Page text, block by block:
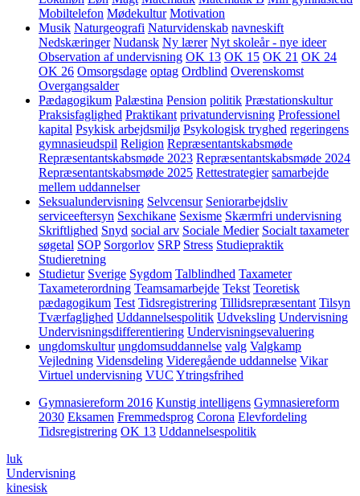
Mobiltelefon Mødekultur Motivation
Musik Naturgeografi Naturvidenskab navneskift
Nedskæringer Nudansk Ny lærer Nyt skoleår - nye ideer
Observation af undervisning OK 13 OK 15 OK 21 OK 24
OK 26 Omsorgsdage optag Ordblind Overenskomst
Overgangsalder
Pædagogikum Palæstina Pension politik Præstationskultur
Praksisfaglighed Praktikant privatundervisning Professionel
kapital Psykisk arbejdsmiljø Psykologisk tryghed regeringens
gymnasieudspil Religion Repræsentantskabsmøde
Repræsentantskabsmøde 2023 Repræsentantskabsmøde 2024
Repræsentantskabsmøde 2025 Rettestrategier samarbejde
mellem uddannelser
Seksualundervisning Selvcensur Seniorarbejdsliv
serviceeftersyn Sexchikane Sexisme Skærmfri undervisning
Skriftlighed Snyd social arv Sociale Medier Socialt taxameter
søgetal SOP Sorgorlov SRP Stress Studiepraktik
Studieretning
Studietur Sverige Sygdom Talblindhed Taxameter
Taxameterordning Teamsamarbejde Tekst Teoretisk
pædagogikum Test Tidsregistrering Tillidsrepræsentant Tilsyn
Tværfaglighed Uddannelsespolitik Udveksling Undervisning
Undervisningsdifferentiering Undervisningsevaluering
ungdomskultur ungdomsuddannelse valg Valgkamp
Vejledning Vidensdeling Videregående uddannelse Vikar
Virtuel undervisning VUC Ytringsfrihed
Gymnasiereform 2016 Kunstig intelligens Gymnasiereform
2030 Eksamen Fremmedsprog Corona Elevfordeling
Tidsregistrering OK 13 Uddannelsespolitik
luk
Undervisning
kinesisk